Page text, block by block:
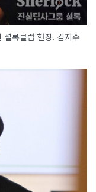
록클럽 현장. 김지수